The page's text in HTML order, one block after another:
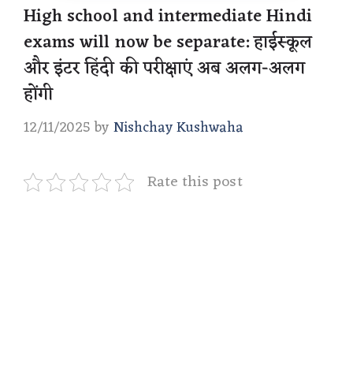
High school and intermediate Hindi
exams will now be separate: हाईस्कूल
और इंटर हिंदी की परीक्षाएं अब अलग-अलग
होंगी
12/11/2025 byNishchay Kushwaha
Rate this post